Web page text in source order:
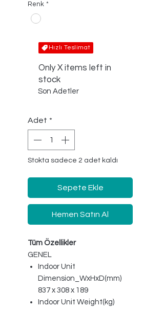
Renk *
Hızlı Teslimat
Only X items left in
stock
Son Adetler
Adet *
Stokta sadece 2 adet kaldı
Sepete Ekle
Hemen Satın Al
Tüm Özellikler
GENEL
Indoor Unit
Dimension_WxHxD(mm)
837 x 308 x 189
Indoor Unit Weight(kg)